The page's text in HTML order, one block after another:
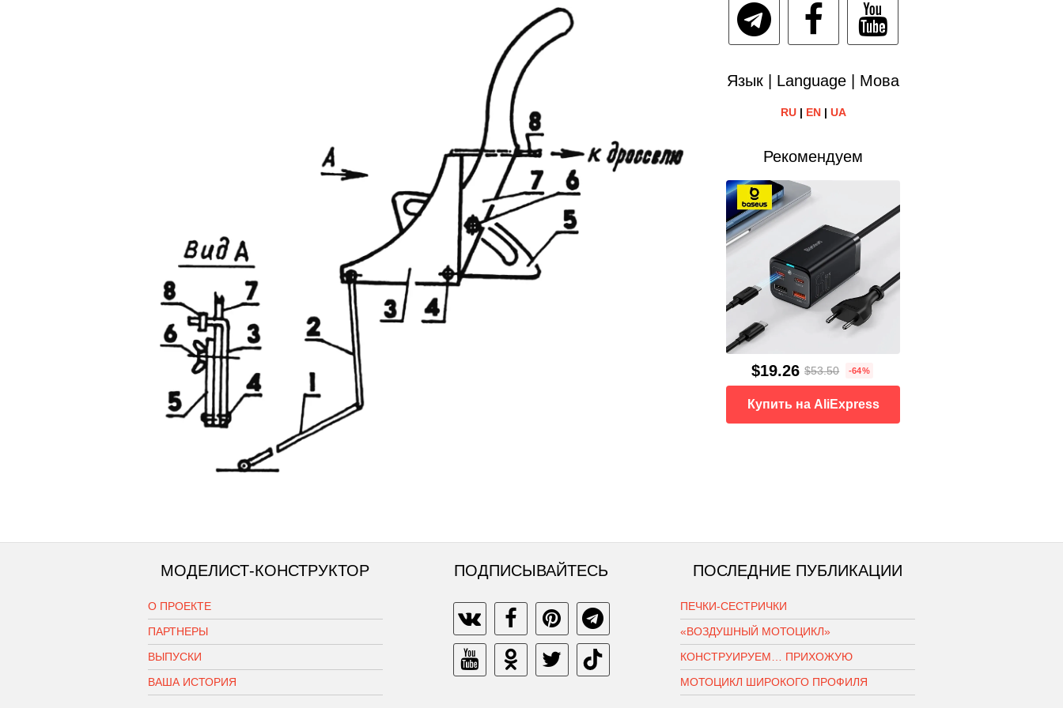
Язык | Language | Мова
RU| EN| UA
Рекомендуем
$19.26 $53.50 -64%
Купить на AliExpress
МОДЕЛИСТ-КОНСТРУКТОР
О ПРОЕКТЕ
ПАРТНЕРЫ
ВЫПУСКИ
ВАША ИСТОРИЯ
ПОДПИСЫВАЙТЕСЬ ПОСЛЕДНИЕ ПУБЛИКАЦИИ
ПЕЧКИ-СЕСТРИЧКИ
«ВОЗДУШНЫЙ МОТОЦИКЛ»
КОНСТРУИРУЕМ… ПРИХОЖУЮ
МОТОЦИКЛ ШИРОКОГО ПРОФИЛЯ